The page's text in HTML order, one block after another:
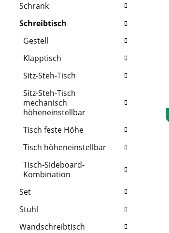
Schrank
Schreibtisch
Gestell
Klapptisch
Sitz-Steh-Tisch
Sitz-Steh-Tisch
mechanisch
höheneinstellbar
Tisch feste Höhe
Tisch höheneinstellbar
Tisch-Sideboard-
Kombination
Set
Stuhl
Wandschreibtisch